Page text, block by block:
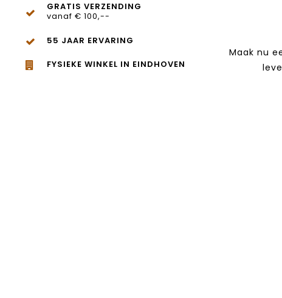
GRATIS VERZENDING
vanaf € 100,--
55 JAAR ERVARING
FYSIEKE WINKEL IN EINDHOVEN
Maak nu